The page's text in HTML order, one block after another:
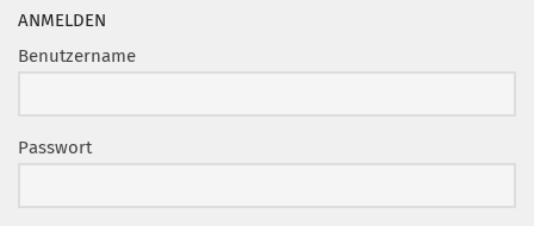
ANMELDEN
Benutzername
Passwort